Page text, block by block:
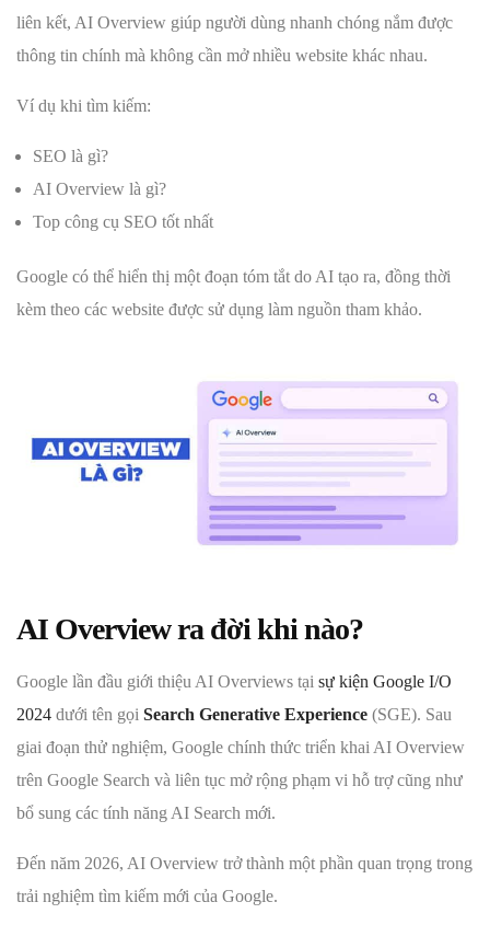
liên kết, AI Overview giúp người dùng nhanh chóng nắm được
thông tin chính mà không cần mở nhiều website khác nhau.
Ví dụ khi tìm kiếm:
SEO là gì?
AI Overview là gì?
Top công cụ SEO tốt nhất
Google có thể hiển thị một đoạn tóm tắt do AI tạo ra, đồng thời
kèm theo các website được sử dụng làm nguồn tham khảo.
AI Overview ra đời khi nào?
Google lần đầu giới thiệu AI Overviews tại sự kiện Google I/O
2024 dưới tên gọi Search Generative Experience (SGE). Sau
giai đoạn thử nghiệm, Google chính thức triển khai AI Overview
trên Google Search và liên tục mở rộng phạm vi hỗ trợ cũng như
bổ sung các tính năng AI Search mới.
Đến năm 2026, AI Overview trở thành một phần quan trọng trong
trải nghiệm tìm kiếm mới của Google.